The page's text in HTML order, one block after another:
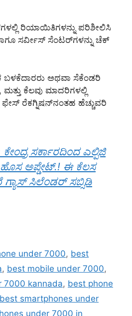
ರಿಯಾಯಿತಿಗಳನ್ನು ಪರಿಶೀಲಿಸಿ
ಸರ್ವೀಸ್ ಸೆಂಟರ್‌ಗಳನ್ನು ಚೆಕ್
ಅಥವಾ ಸೆಕೆಂಡರಿ
ಕೆಲವು ಮಾದರಿಗಳಲ್ಲಿ
ಫೇಸ್ ರೆಕಗ್ನಿಷನ್‌ನಂತಹ ಹೆಚ್ಚುವರಿ
ಸರ್ಕಾರದಿಂದ ಎಲ್ಪಿಜಿ
ಅಪ್ಡೇಟ್.! ಈ ಕೆಲಸ
ಗ್ಯಾಸ್ ಸಿಲೆಂಡರ್ ಸಬ್ಸಿಡಿ
under 7000, best
, best mobile under 7000,
7000 kannada, best phone
best smartphones under
under 7000 in